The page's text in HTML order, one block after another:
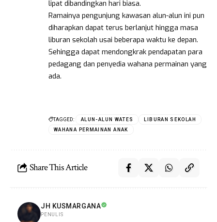
lipat dibandingkan hari biasa.
Ramainya pengunjung kawasan alun-alun ini pun
diharapkan dapat terus berlanjut hingga masa
liburan sekolah usai beberapa waktu ke depan.
Sehingga dapat mendongkrak pendapatan para
pedagang dan penyedia wahana permainan yang
ada.
TAGGED: ALUN-ALUN WATES
LIBURAN SEKOLAH
WAHANA PERMAINAN ANAK
Share This Article
JH KUSMARGANA
PENULIS